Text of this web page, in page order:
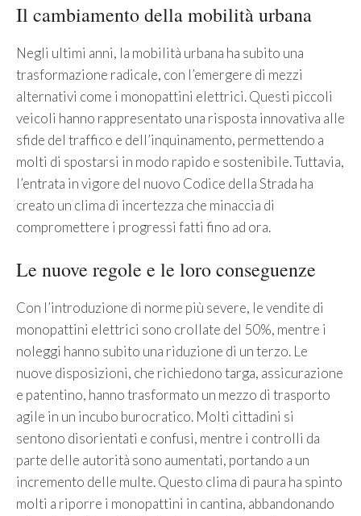
Il cambiamento della mobilità urbana
Negli ultimi anni, la mobilità urbana ha subito una
trasformazione radicale, con l’emergere di mezzi
alternativi come i monopattini elettrici. Questi piccoli
veicoli hanno rappresentato una risposta innovativa alle
sfide del traffico e dell’inquinamento, permettendo a
molti di spostarsi in modo rapido e sostenibile. Tuttavia,
l’entrata in vigore del nuovo Codice della Strada ha
creato un clima di incertezza che minaccia di
compromettere i progressi fatti fino ad ora.
Le nuove regole e le loro conseguenze
Con l’introduzione di norme più severe, le vendite di
monopattini elettrici sono crollate del 50%, mentre i
noleggi hanno subito una riduzione di un terzo. Le
nuove disposizioni, che richiedono targa, assicurazione
e patentino, hanno trasformato un mezzo di trasporto
agile in un incubo burocratico. Molti cittadini si
sentono disorientati e confusi, mentre i controlli da
parte delle autorità sono aumentati, portando a un
incremento delle multe. Questo clima di paura ha spinto
molti a riporre i monopattini in cantina, abbandonando